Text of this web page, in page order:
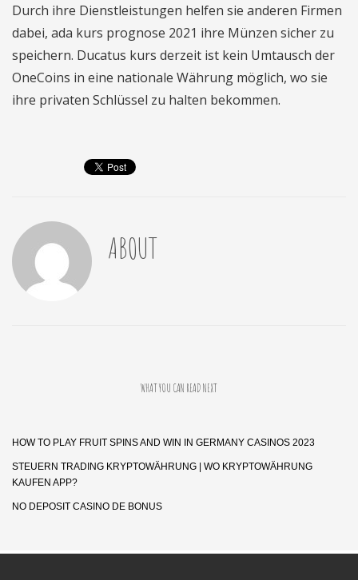
Durch ihre Dienstleistungen helfen sie anderen Firmen
dabei, ada kurs prognose 2021 ihre Münzen sicher zu
speichern. Ducatus kurs derzeit ist kein Umtausch der
OneCoins in eine nationale Währung möglich, wo sie
ihre privaten Schlüssel zu halten bekommen.
ABOUT
WHAT YOU CAN READ NEXT
HOW TO PLAY FRUIT SPINS AND WIN IN GERMANY CASINOS 2023
STEUERN TRADING KRYPTOWÄHRUNG | WO KRYPTOWÄHRUNG
KAUFEN APP?
NO DEPOSIT CASINO DE BONUS